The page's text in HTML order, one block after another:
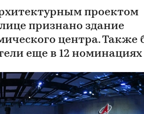
проектом
признано здание
центра. Также
еще в 12 номинациях